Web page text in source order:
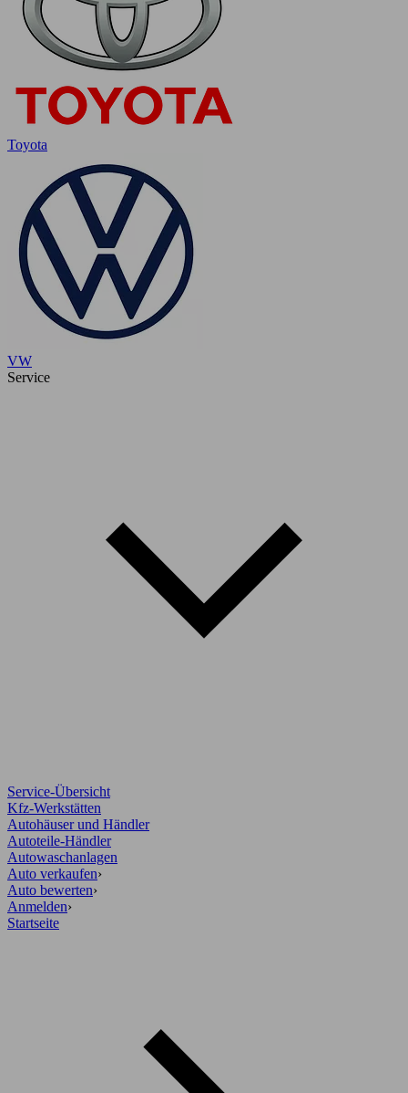
Toyota
VW
Service
Service-Übersicht
Kfz-Werkstätten
Autohäuser und Händler
Autoteile-Händler
Autowaschanlagen
Auto verkaufen›
Auto bewerten›
Anmelden›
Startseite